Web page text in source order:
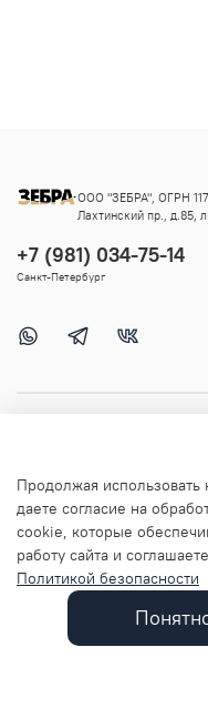
Помощь и информация
О магазине
+7 (981) 034-75-14
Санкт-Петербург
ООО "ЗЕБРА", ОГРН
Лахтинский пр., д.85,
Продолжая использовать
даете согласие на
cookie, которые
работу сайта и
Политикой безопасности